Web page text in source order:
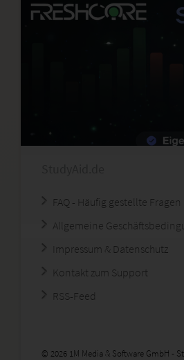
FAQ - Häufig gestellte Fragen
Allgemeine
Impressum & Datenschutz
Kontakt zum Support
RSS-Feed
© 2026 1M Media & Software GmbH -